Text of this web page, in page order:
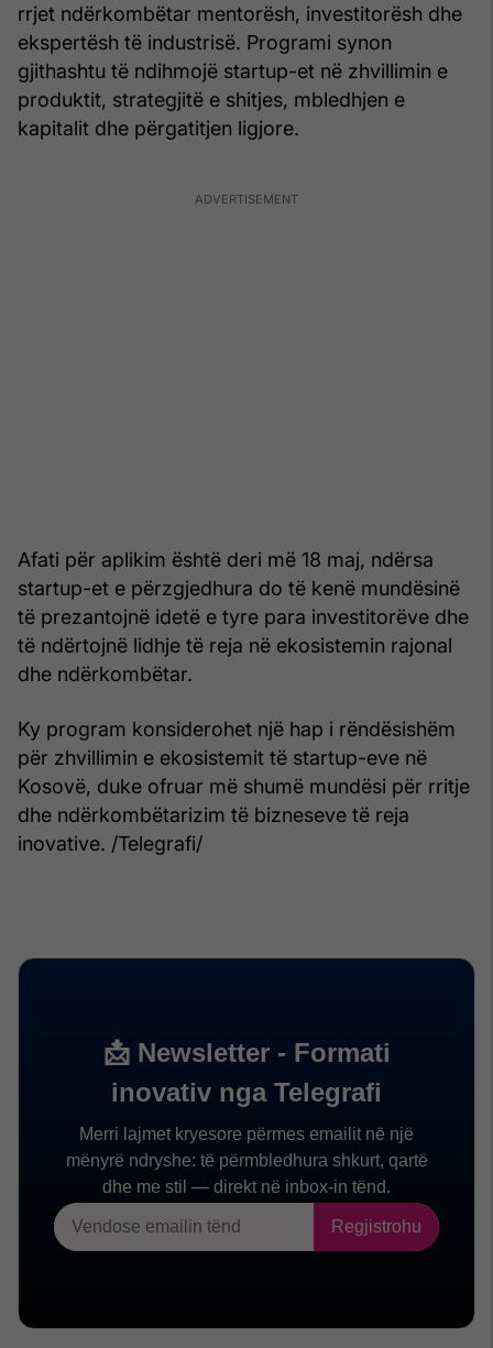
rrjet ndërkombëtar mentorësh, investitorësh dhe
ekspertësh të industrisë. Programi synon
gjithashtu të ndihmojë startup-et në zhvillimin e
produktit, strategjitë e shitjes, mbledhjen e
kapitalit dhe përgatitjen ligjore.
Afati për aplikim është deri më 18 maj, ndërsa
startup-et e përzgjedhura do të kenë mundësinë
të prezantojnë idetë e tyre para investitorëve dhe
të ndërtojnë lidhje të reja në ekosistemin rajonal
dhe ndërkombëtar.
Ky program konsiderohet një hap i rëndësishëm
për zhvillimin e ekosistemit të startup-eve në
Kosovë, duke ofruar më shumë mundësi për rritje
dhe ndërkombëtarizim të bizneseve të reja
inovative. /Telegrafi/